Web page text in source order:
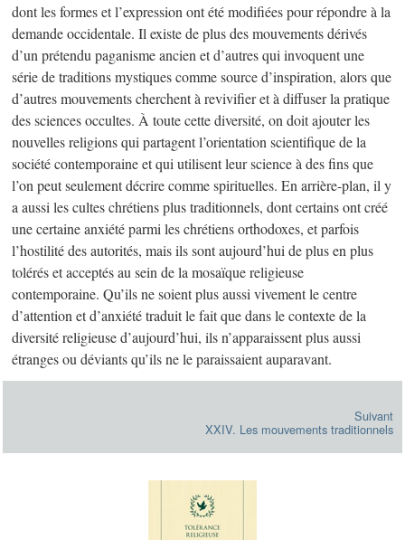
dont les formes et l’expression ont été modifiées pour répondre à la
demande occidentale. Il existe de plus des mouvements dérivés
d’un prétendu paganisme ancien et d’autres qui invoquent une
série de traditions mystiques comme source d’inspiration, alors que
d’autres mouvements cherchent à revivifier et à diffuser la pratique
des sciences occultes. À toute cette diversité, on doit ajouter les
nouvelles religions qui partagent l’orientation scientifique de la
société contemporaine et qui utilisent leur science à des fins que
l’on peut seulement décrire comme spirituelles. En arrière-plan, il y
a aussi les cultes chrétiens plus traditionnels, dont certains ont créé
une certaine anxiété parmi les chrétiens orthodoxes, et parfois
l’hostilité des autorités, mais ils sont aujourd’hui de plus en plus
tolérés et acceptés au sein de la mosaïque religieuse
contemporaine. Qu’ils ne soient plus aussi vivement le centre
d’attention et d’anxiété traduit le fait que dans le contexte de la
diversité religieuse d’aujourd’hui, ils n’apparaissent plus aussi
étranges ou déviants qu’ils ne le paraissaient auparavant.
Suivant
XXIV. Les mouvements traditionnels